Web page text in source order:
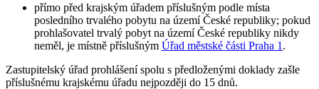
přímo před krajským úřadem příslušným podle místa
posledního trvalého pobytu na území České republiky; pokud
prohlašovatel trvalý pobyt na území České republiky nikdy
neměl, je místně příslušným Úřad městské části Praha 1 .
Zastupitelský úřad prohlášení spolu s předloženými doklady zašle
příslušnému krajskému úřadu nejpozději do 15 dnů.